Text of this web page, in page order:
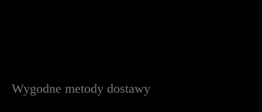
Wygodne metody dostawy